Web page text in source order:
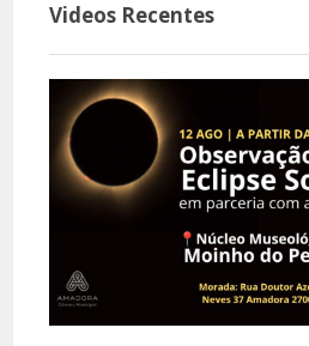
Videos Recentes